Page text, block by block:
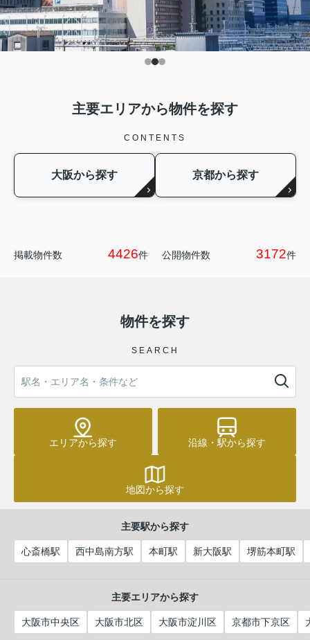
主要エリアから物件を探す
CONTENTS
大阪から探す 京都から探す
掲載物件数 4426件 公開物件数 3172件
物件を探す
SEARCH
エリアから探す 沿線・駅から探す
地図から探す
主要駅から探す
心斎橋駅 西中島南方駅 本町駅 新大阪駅 堺筋本町駅
主要エリアから探す
大阪市中央区 大阪市北区 大阪市淀川区 京都市下京区